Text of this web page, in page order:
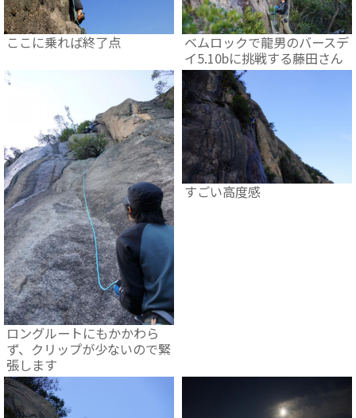
ここに乗れば終了点
ベムロックで龍男のバースデ
イ5.10bに挑戦する藤田さん
ロングルートにもかかわら
ず、クリップが少ないので緊
張します
すごい高度感